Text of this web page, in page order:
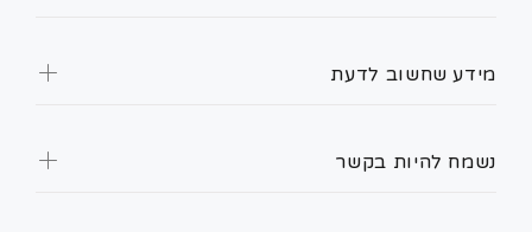
מידע שחשוב לדעת
נשמח להיות בקשר